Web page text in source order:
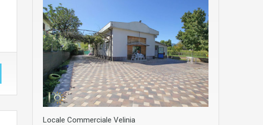
Locale Commerciale Velinia